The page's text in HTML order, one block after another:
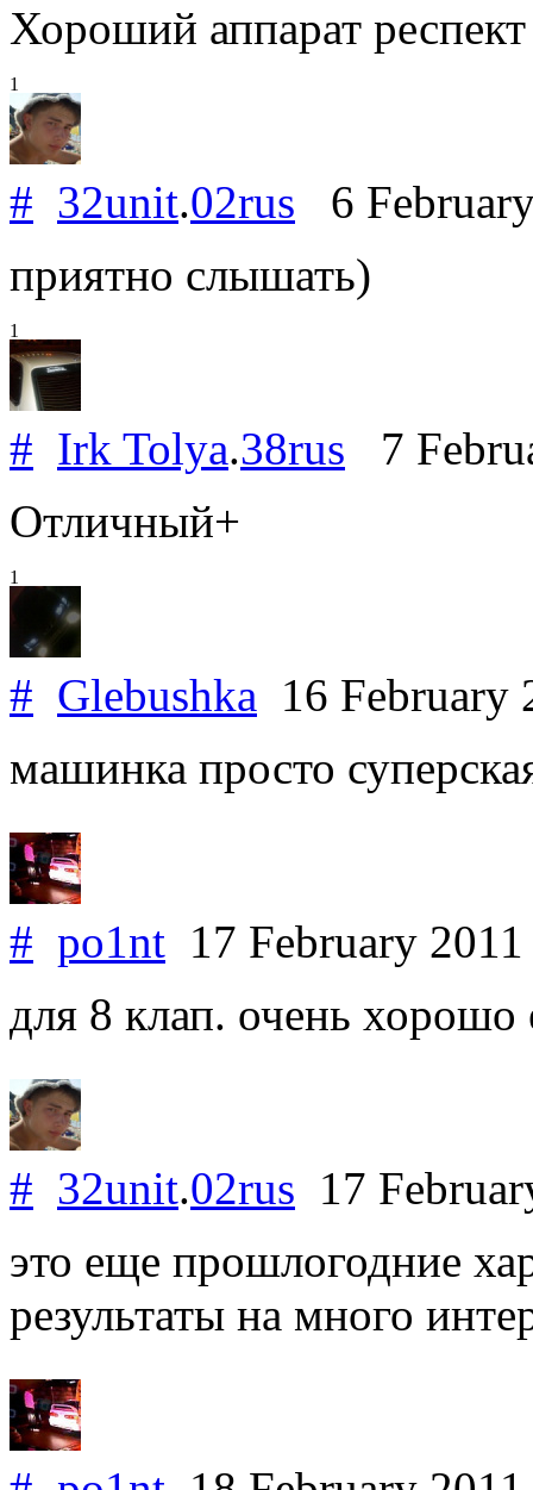
Хороший аппарат респект
1
# 32unit.02rus 6
приятно слышать)
1
# Irk Tolya.38rus 7
Отличный+
1
# Glebushka 16 February
машинка просто
# po1nt 17 February
для 8 клап. очень
# 32unit.02rus 17
это еще прошлогодние
результаты на много